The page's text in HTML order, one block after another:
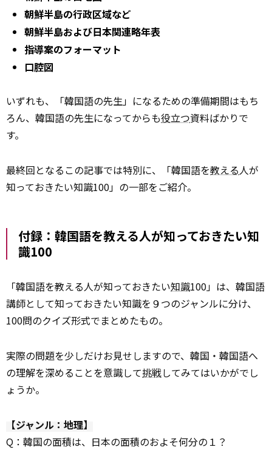
朝鮮半島の行政区域など
朝鮮半島および日本関連略年表
指導案のフォーマット
口腔図
いずれも、「韓国語の先生」になるための準備期間はもち
ろん、韓国語の先生になってからも役立つ資料ばかりで
す。
最終回となるこの記事では特別に、「韓国語を教える人が
知っておきたい知識100」の一部をご紹介。
付録：韓国語を教える人が知っておきたい知
識100
「韓国語を教える人が知っておきたい知識100」は、韓国語
講師として知っておきたい知識を９つのジャンルに分け、
100問のクイズ形式でまとめたもの。
実際の問題を少しだけお見せしますので、韓国・韓国語へ
の理解を深めることを意識して挑戦してみてはいかがでし
ょうか。
【ジャンル：地理】
Q：韓国の面積は、日本の面積のおよそ何分の１？